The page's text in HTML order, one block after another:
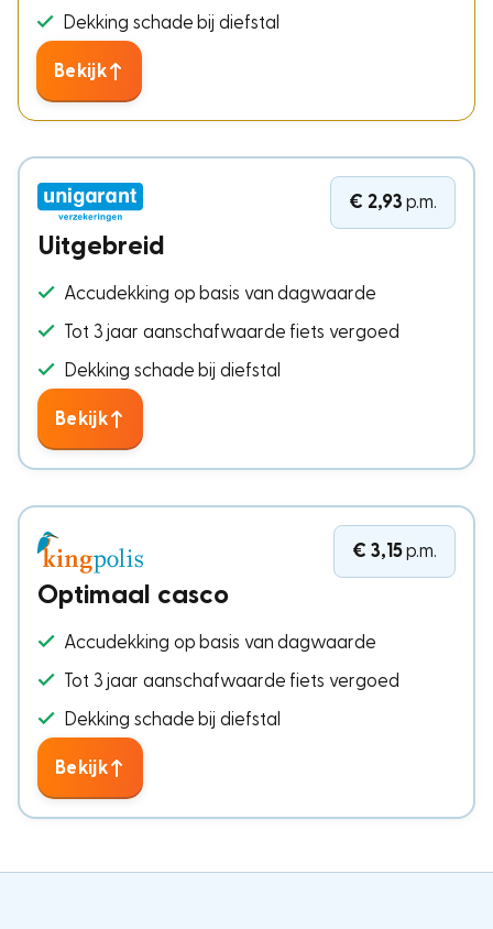
Dekking schade bij diefstal
Bekijk
€ 2,93 p.m.
Uitgebreid
Accudekking op basis van dagwaarde
Tot 3 jaar aanschafwaarde fiets vergoed
Dekking schade bij diefstal
Bekijk
€ 3,15p.m.
Optimaal casco
Accudekking op basis van dagwaarde
Tot 3 jaar aanschafwaarde fiets vergoed
Dekking schade bij diefstal
Bekijk